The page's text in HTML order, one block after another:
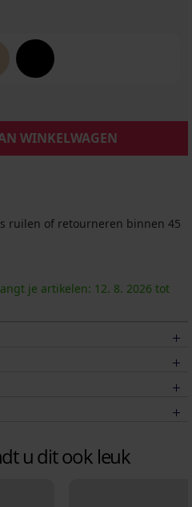
WINKELWAGEN
ruilen of retourneren binnen 45
je artikelen: 12. 8. 2026 tot
u dit ook leuk